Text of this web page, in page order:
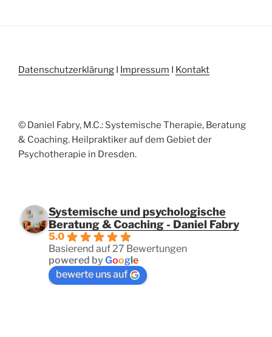
Datenschutzerklärung I Impressum I Kontakt
© Daniel Fabry, M.C.: Systemische Therapie, Beratung
& Coaching. Heilpraktiker auf dem Gebiet der
Psychotherapie in Dresden.
Systemische und psychologische
Beratung & Coaching - Daniel Fabry
5.0
Basierend auf 27 Bewertungen
powered byGoogle
bewerte uns auf